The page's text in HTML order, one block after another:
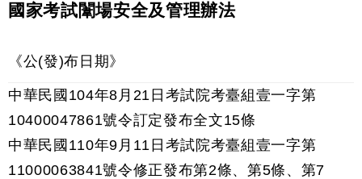
國家考試闈場安全及管理辦法
《公(發)布日期》
中華民國104年8月21日考試院考臺組壹一字第
10400047861號令訂定發布全文15條
中華民國110年9月11日考試院考臺組壹一字第
11000063841號令修正發布第2條、第5條、第7